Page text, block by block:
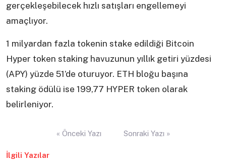
gerçekleşebilecek hızlı satışları engellemeyi
amaçlıyor.
1 milyardan fazla tokenin stake edildiği Bitcoin
Hyper token staking havuzunun yıllık getiri yüzdesi
(APY) yüzde 51’de oturuyor. ETH bloğu başına
staking ödülü ise 199,77 HYPER token olarak
belirleniyor.
« Önceki Yazı Sonraki Yazı »
İlgili Yazılar